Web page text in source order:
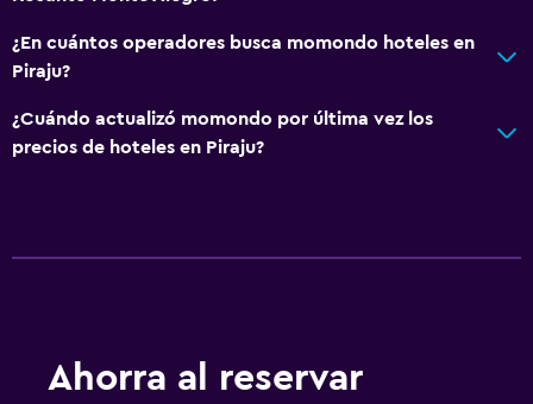
Sillas de playa
Parrilla
Terraza
Área de picnic
Comedor
Bar de tapas
¿En cuántos operadores busca momondo hoteles en
Piraju?
¿Cuándo actualizó momondo por última vez los
precios de hoteles en Piraju?
Ahorra al reservar